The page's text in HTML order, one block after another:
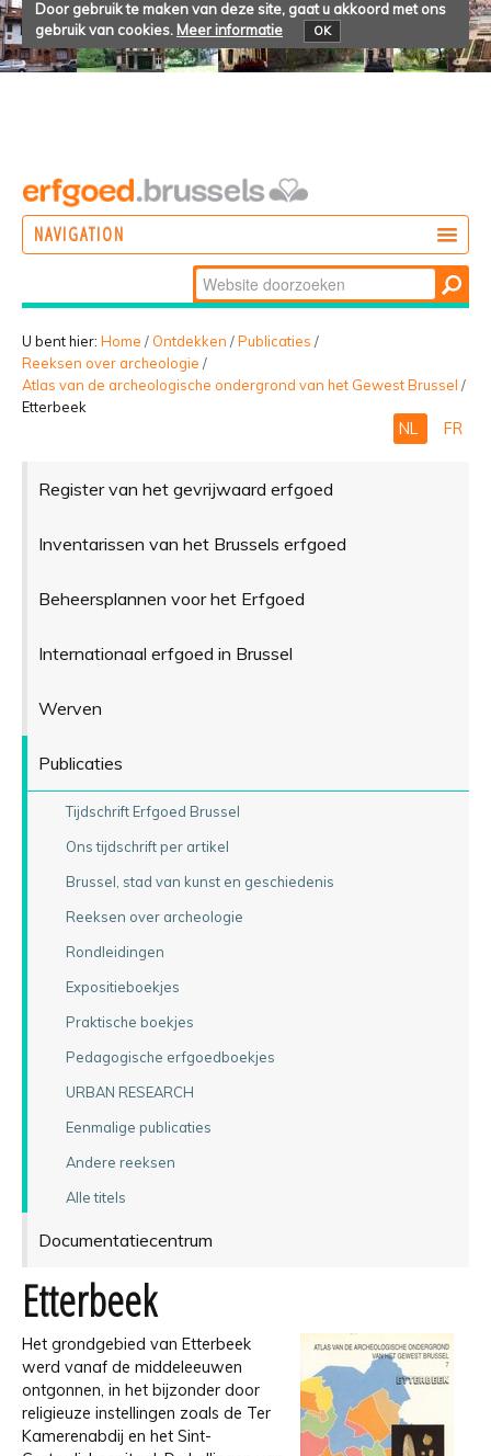
Door gebruik te maken van deze site, gaat u akkoord met ons
gebruik van cookies. Meer informatie OK
NAVIGATION
BELEVEN
Zoek
Geavanceerd
zoeken...
U bent hier: Home / Ontdekken /Publicaties /
Reeksen over archeologie /
Atlas van de archeologische ondergrond van het Gewest Brussel /
Etterbeek
NL FR
Register van het gevrijwaard erfgoed
Inventarissen van het Brussels erfgoed
Beheersplannen voor het Erfgoed
Internationaal erfgoed in Brussel
Werven
Publicaties
Tijdschrift Erfgoed Brussel
Ons tijdschrift per artikel
Brussel, stad van kunst en geschiedenis
Reeksen over archeologie
Rondleidingen
Expositieboekjes
Praktische boekjes
Pedagogische erfgoedboekjes
URBAN RESEARCH
Eenmalige publicaties
Andere reeksen
Alle titels
Documentatiecentrum
Etterbeek
Het grondgebied van Etterbeek
werd vanaf de middeleeuwen
ontgonnen, in het bijzonder door
religieuze instellingen zoals de Ter
Kamerenabdij en het Sint-